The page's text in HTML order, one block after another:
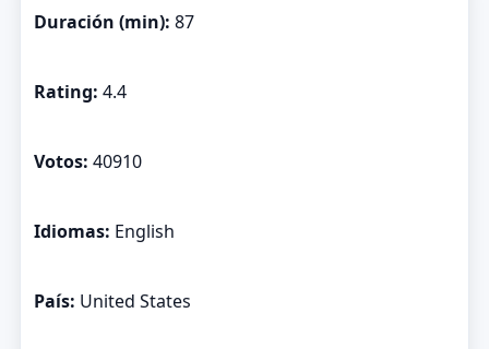
Duración (min): 87
Rating: 4.4
Votos: 40910
Idiomas: English
País: United States